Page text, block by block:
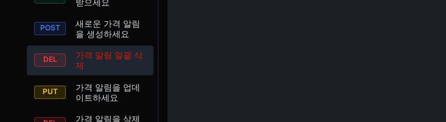
새로운 가격 알림
을 생성하세요
가격 알림 일괄 삭
제
가격 알림을 업데
이트하세요
가격 알림을 삭제